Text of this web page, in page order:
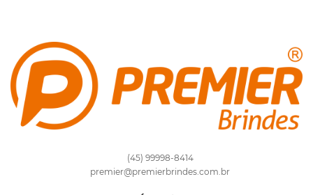
(45) 99998-8414
premier@premierbrindes.com.br